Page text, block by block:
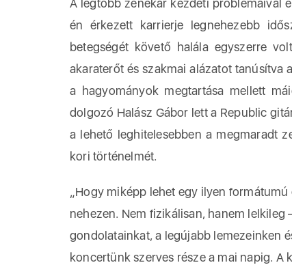
A legtöbb zenekar kezdeti problémáival
én érkezett karrierje legnehezebb
betegségét követő halála egyszerre
akaraterőt és szakmai alázatot tanúsítva
a hagyományok megtartása mellett
dolgozó Halász Gábor lett a Republic
a lehető leghitelesebben a megmaradt
kori történelmét.
„Hogy miképp lehet egy ilyen
nehezen. Nem fizikálisan, hanem
gondolatainkat, a legújabb lemezeinken
koncertünk szerves része a mai napig. A